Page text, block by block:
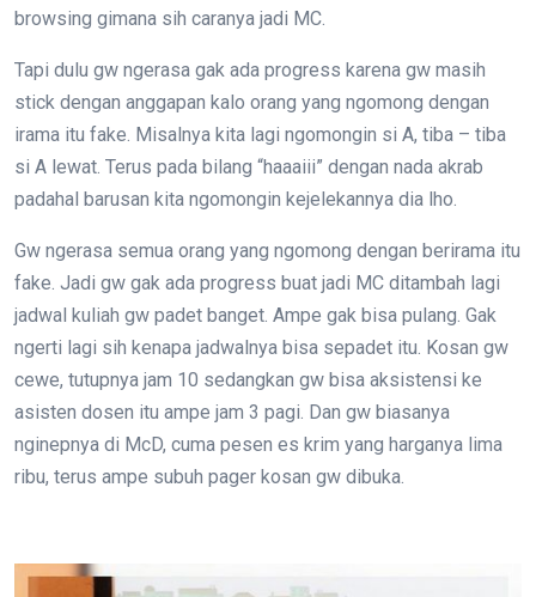
browsing gimana sih caranya jadi MC.
Tapi dulu gw ngerasa gak ada progress karena gw masih
stick dengan anggapan kalo orang yang ngomong dengan
irama itu fake. Misalnya kita lagi ngomongin si A, tiba – tiba
si A lewat. Terus pada bilang “haaaiii” dengan nada akrab
padahal barusan kita ngomongin kejelekannya dia lho.
Gw ngerasa semua orang yang ngomong dengan berirama itu
fake. Jadi gw gak ada progress buat jadi MC ditambah lagi
jadwal kuliah gw padet banget. Ampe gak bisa pulang. Gak
ngerti lagi sih kenapa jadwalnya bisa sepadet itu. Kosan gw
cewe, tutupnya jam 10 sedangkan gw bisa aksistensi ke
asisten dosen itu ampe jam 3 pagi. Dan gw biasanya
nginepnya di McD, cuma pesen es krim yang harganya lima
ribu, terus ampe subuh pager kosan gw dibuka.